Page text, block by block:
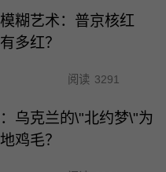
糊艺术：普京核红
多红？
阅读 3291
乌克兰的\"北约梦\"为
鸡毛？